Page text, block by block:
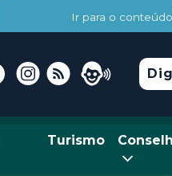
Ir para o conteúdo
Turismo